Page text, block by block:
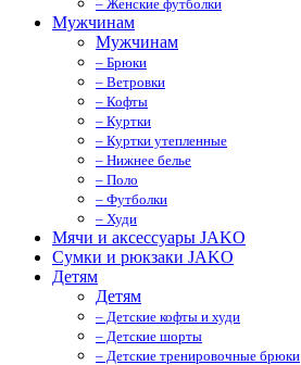
– Женские футболки
Мужчинам
Мужчинам
– Брюки
– Ветровки
– Кофты
– Куртки
– Куртки утепленные
– Нижнее белье
– Поло
– Футболки
– Худи
Мячи и аксессуары JAKO
Сумки и рюкзаки JAKO
Детям
Детям
– Детские кофты и худи
– Детские шорты
– Детские тренировочные брюки